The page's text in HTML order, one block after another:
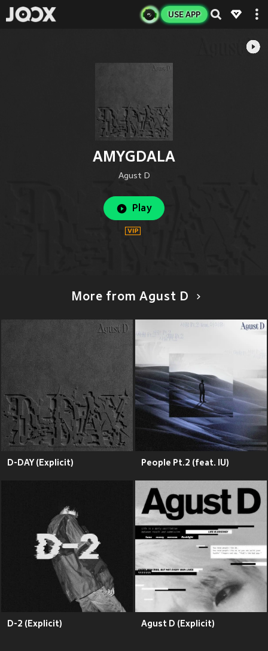
USE APP
AMYGDALA
Agust D
Play
More from Agust D
D-DAY (Explicit) People Pt.2 (feat. IU)
D-2 (Explicit) Agust D (Explicit)